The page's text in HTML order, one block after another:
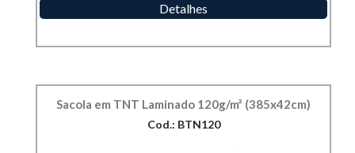
Detalhes
Sacola em TNT Laminado 120g/m² (385x42cm)
Cod.: BTN120